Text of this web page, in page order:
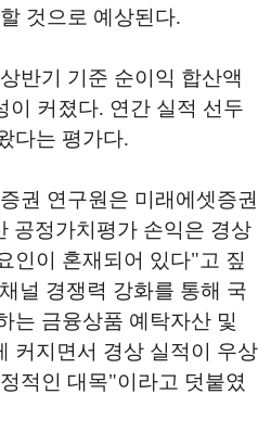
것으로 예상된다.
반기 기준 순이익 합산액
이 커졌다. 연간 실적 선두
다는 평가다.
권 연구원은 미래에셋증권
공정가치평가 손익은 경상
인이 혼재되어 있다"고 짚
널 경쟁력 강화를 통해 국
는 금융상품 예탁자산 및
커지면서 경상 실적이 우상
적인 대목"이라고 덧붙였